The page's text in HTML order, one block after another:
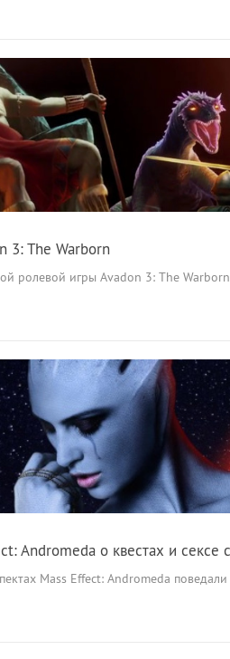
3: The Warborn
ролевой игры Avadon 3: The
Andromeda о квестах и сексе
Mass Effect: Andromeda